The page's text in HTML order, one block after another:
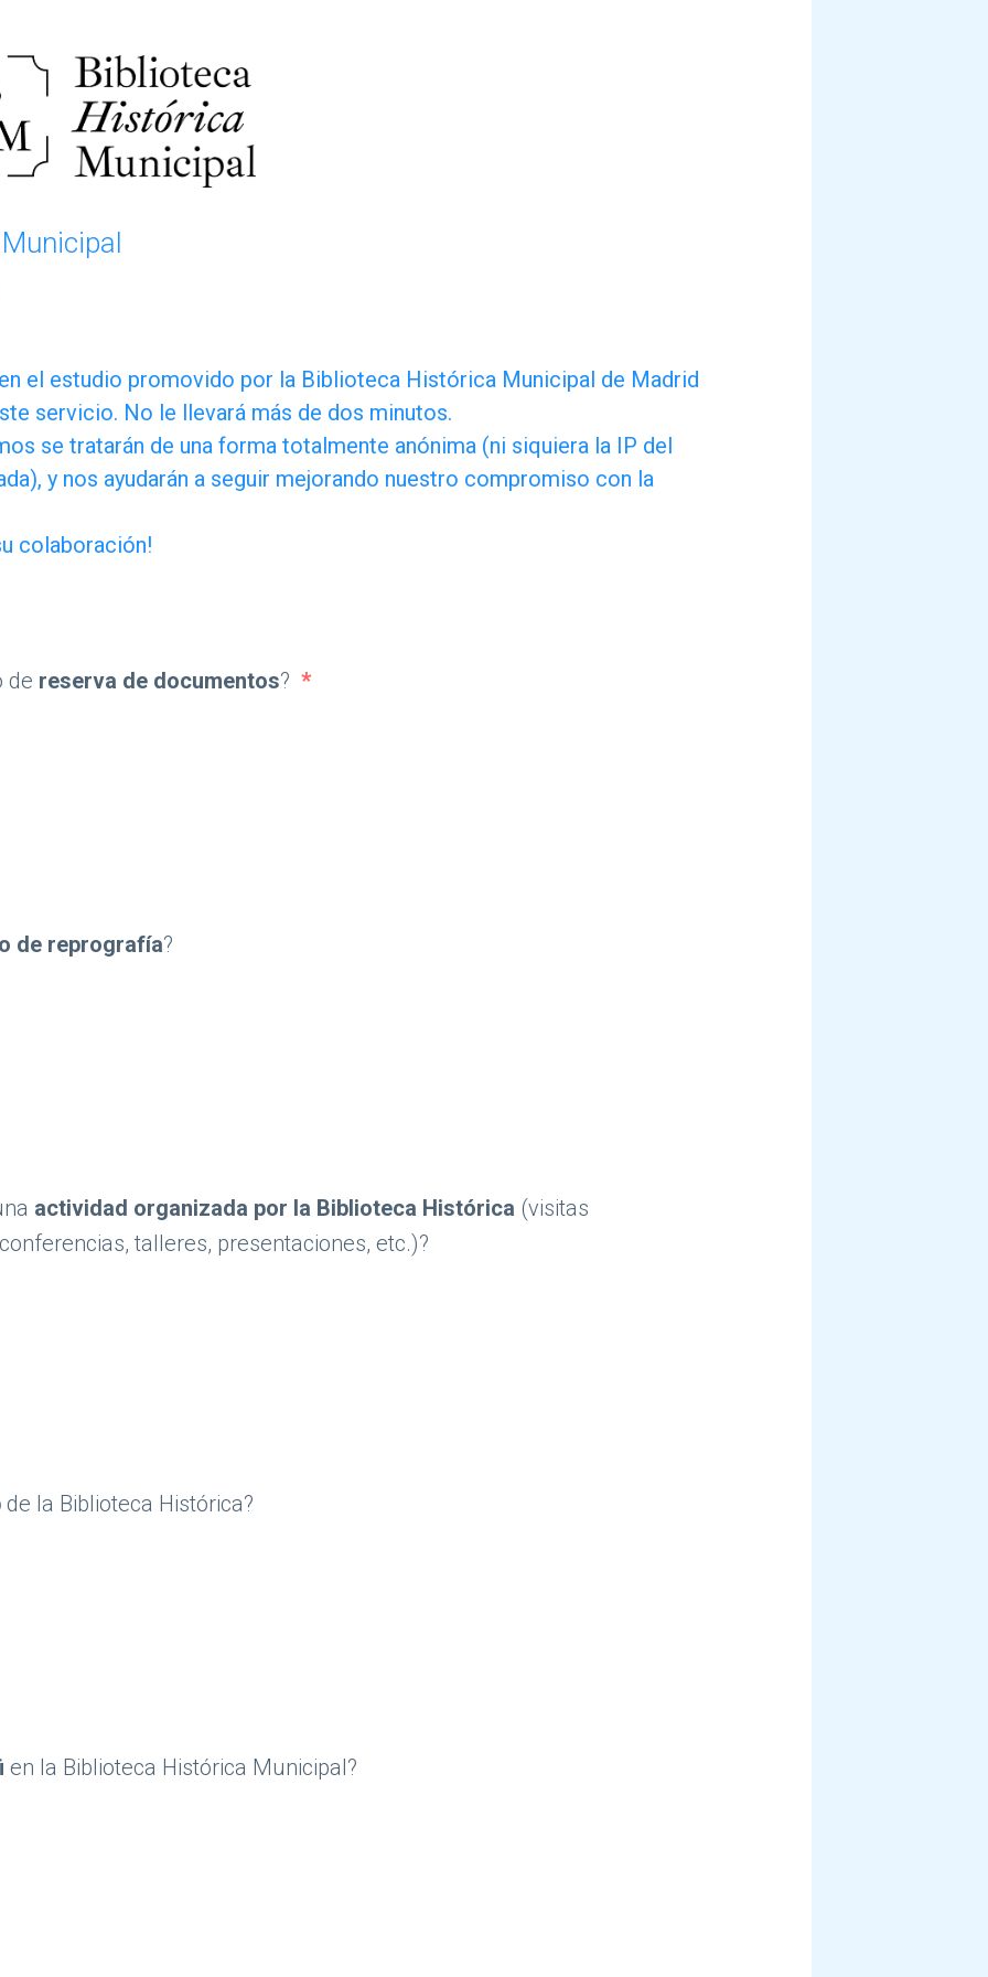
el estudio promovido por la Biblioteca Histórica Municipal de Madrid
servicio. No le llevará más de dos minutos.
se tratarán de una forma totalmente anónima (ni siquiera la IP del
y nos ayudarán a seguir mejorando nuestro compromiso con la
colaboración!
de reserva de documentos? *
de reprografía?
actividad organizada por la Biblioteca Histórica (visitas
talleres, presentaciones, etc.)?
de la Biblioteca Histórica?
en la Biblioteca Histórica Municipal?